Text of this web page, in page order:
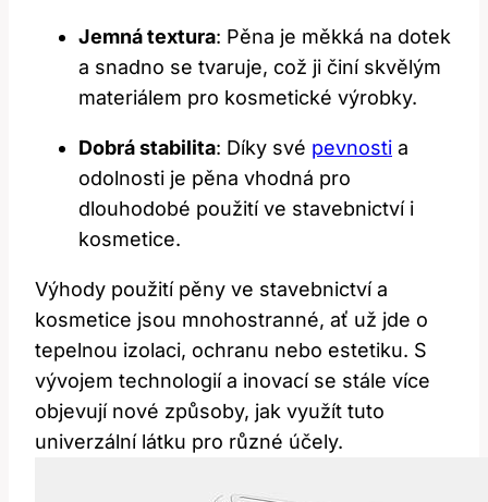
Jemná textura: Pěna je měkká na dotek
a snadno se tvaruje, což ji činí skvělým
materiálem pro kosmetické výrobky.
Dobrá stabilita: Díky své pevnosti a
odolnosti je pěna vhodná pro
dlouhodobé použití ve stavebnictví i
kosmetice.
Výhody použití pěny ve stavebnictví a
kosmetice jsou mnohostranné, ať už jde o
tepelnou izolaci, ochranu nebo estetiku. S
vývojem technologií a inovací se stále více
objevují nové způsoby, jak využít tuto
univerzální látku pro různé účely.